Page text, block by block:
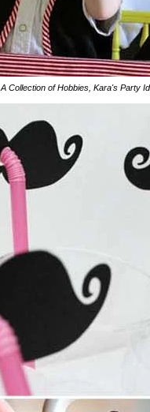
A Collection of Hobbies Kara's Party